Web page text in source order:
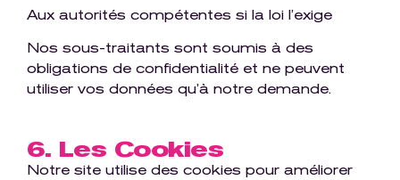
Aux autorités compétentes si la loi l’exige
Nos sous-traitants sont soumis à des
obligations de confidentialité et ne peuvent
utiliser vos données qu’à notre demande.
6. Les Cookies
Notre site utilise des cookies pour améliorer